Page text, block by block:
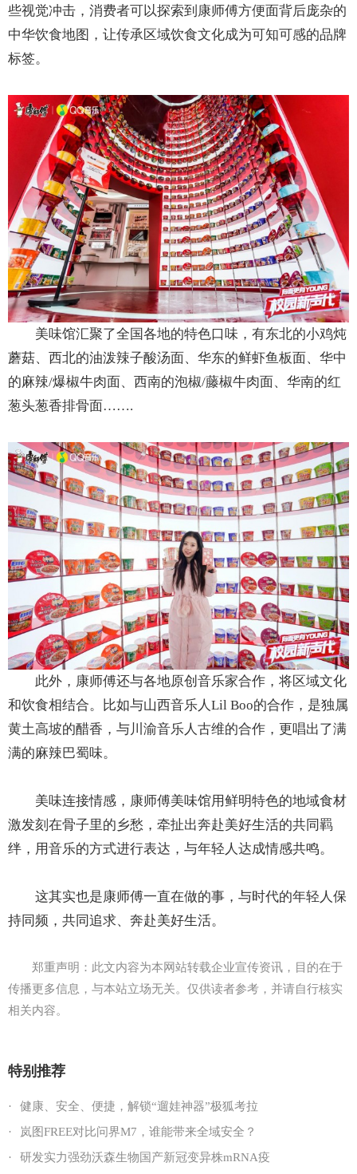
些视觉冲击，消费者可以探索到康师傅方便面背后庞杂的
中华饮食地图，让传承区域饮食文化成为可知可感的品牌
标签。
美味馆汇聚了全国各地的特色口味，有东北的小鸡炖
蘑菇、西北的油泼辣子酸汤面、华东的鲜虾鱼板面、华中
的麻辣/爆椒牛肉面、西南的泡椒/藤椒牛肉面、华南的红
葱头葱香排骨面…….
此外，康师傅还与各地原创音乐家合作，将区域文化
和饮食相结合。比如与山西音乐人Lil Boo的合作，是独属
黄土高坡的醋香，与川渝音乐人古维的合作，更唱出了满
满的麻辣巴蜀味。
美味连接情感，康师傅美味馆用鲜明特色的地域食材
激发刻在骨子里的乡愁，牵扯出奔赴美好生活的共同羁
绊，用音乐的方式进行表达，与年轻人达成情感共鸣。
这其实也是康师傅一直在做的事，与时代的年轻人保
持同频，共同追求、奔赴美好生活。
郑重声明：此文内容为本网站转载企业宣传资讯，目的在于
传播更多信息，与本站立场无关。仅供读者参考，并请自行核实
相关内容。
特别推荐
·
健康、安全、便捷，解锁“遛娃神器”极狐考拉
·
岚图FREE对比问界M7，谁能带来全域安全？
·
研发实力强劲沃森生物国产新冠变异株mRNA疫